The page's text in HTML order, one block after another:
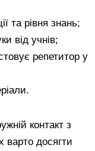
та рівня знань;
від учнів;
репетитор у
контакт з
варто досягти